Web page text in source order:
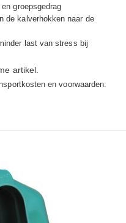
groepsgedrag
de kalverhokken naar de
last van stress bij
artikel.
en voorwaarden: